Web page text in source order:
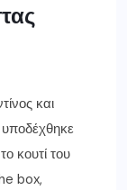
και
κουτί του
box,